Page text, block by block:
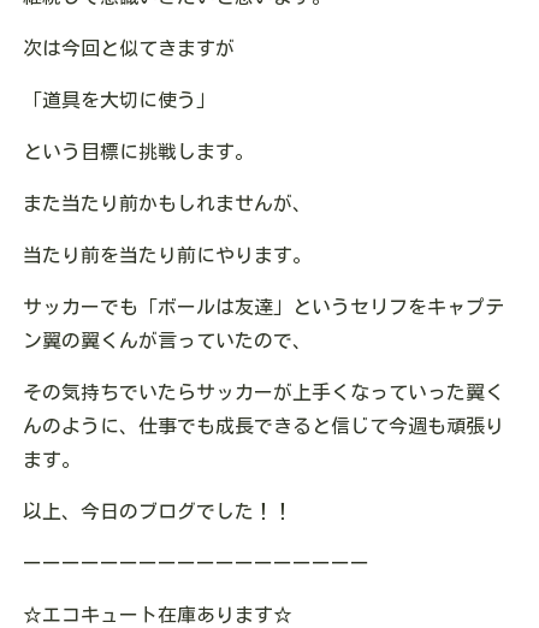
次は今回と似てきますが
「道具を大切に使う」
という目標に挑戦します。
また当たり前かもしれませんが、
当たり前を当たり前にやります。
サッカーでも「ボールは友達」というセリフをキャプテ
ン翼の翼くんが言っていたので、
その気持ちでいたらサッカーが上手くなっていった翼く
んのように、仕事でも成長できると信じて今週も頑張り
ます。
以上、今日のブログでした！！
ーーーーーーーーーーーーーーーーーー
☆エコキュート在庫あります☆